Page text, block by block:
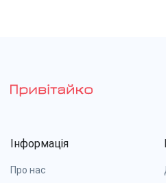
Інформація
Про нас